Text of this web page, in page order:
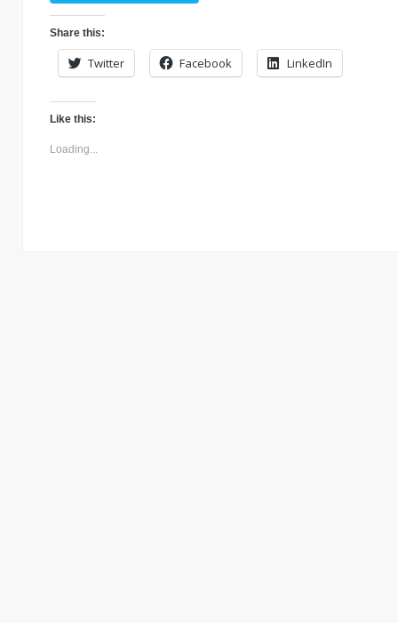
Share this:
Twitter Facebook LinkedIn
Like this:
Loading...